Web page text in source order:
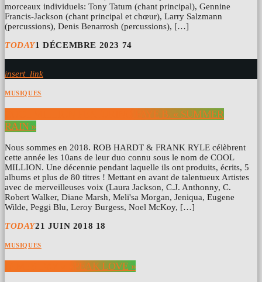
morceaux individuels: Tony Tatum (chant principal), Gennine
Francis-Jackson (chant principal et chœur), Larry Salzmann
(percussions), Denis Benarrosh (percussions), […]
TODAY1 DÉCEMBRE 2023 74
insert_link
MUSIQUES
COOL MILLION FEATURING FAYE B. « SUMMER
RAIN »
Nous sommes en 2018. ROB HARDT & FRANK RYLE célèbrent
cette année les 10ans de leur duo connu sous le nom de COOL
MILLION. Une décennie pendant laquelle ils ont produits, écrits, 5
albums et plus de 80 titres ! Mettant en avant de talentueux Artistes
avec de merveilleuses voix (Laura Jackson, C.J. Anthonny, C.
Robert Walker, Diane Marsh, Meli'sa Morgan, Jeniqua, Eugene
Wilde, Peggi Blu, Leroy Burgess, Noel McKoy, […]
TODAY21 JUIN 2018 18
MUSIQUES
JAMES DAY « SPEAK LOVE »